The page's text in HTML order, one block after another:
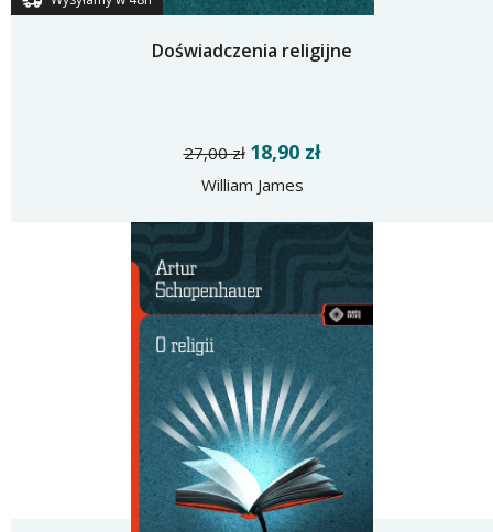
Doświadczenia religijne
27,00 zł 18,90 zł
William James